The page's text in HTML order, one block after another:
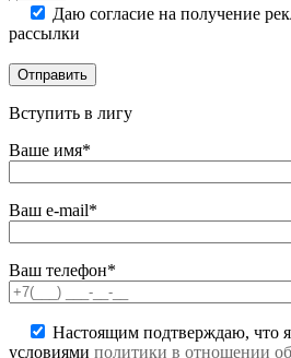
Даю согласие на получение
рассылки
Вступить в лигу
Ваше имя*
Ваш e-mail*
Ваш телефон*
Настоящим подтверждаю, что я
условиями политики в отношении